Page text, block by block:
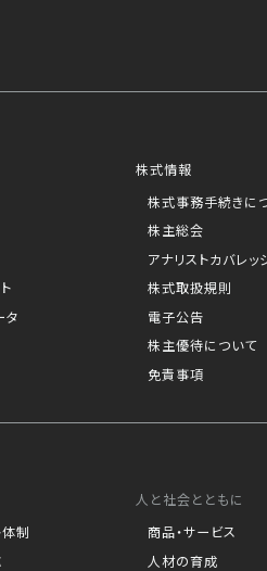
タ
株式情報
株式事務手続きに
株主総会
アナリストカバレッ
株式取扱規則
電子公告
株主優待について
免責事項
制
人と社会とともに
商品・サービス
人材の育成